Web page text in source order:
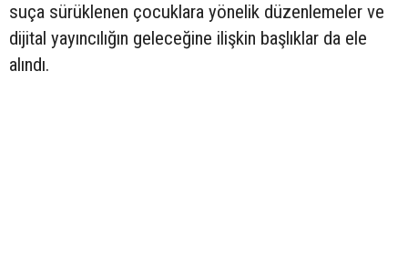
suça sürüklenen çocuklara yönelik düzenlemeler ve
dijital yayıncılığın geleceğine ilişkin başlıklar da ele
alındı.